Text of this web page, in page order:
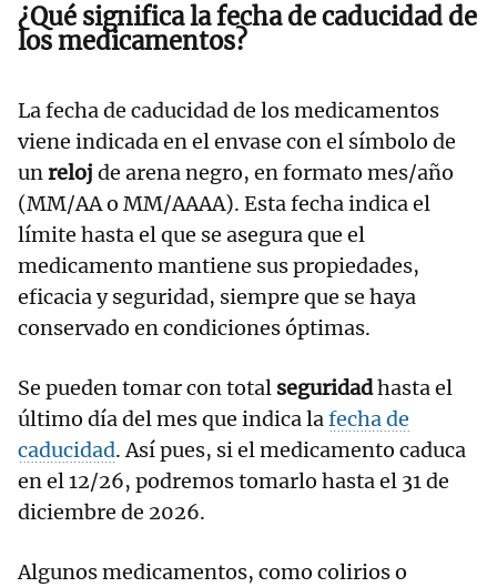
¿Qué significa la fecha de caducidad de
los medicamentos?
La fecha de caducidad de los medicamentos
viene indicada en el envase con el símbolo de
unreloj de arena negro, en formato mes/año
(MM/AA o MM/AAAA). Esta fecha indica el
límite hasta el que se asegura que el
medicamento mantiene sus propiedades,
eficacia y seguridad, siempre que se haya
conservado en condiciones óptimas.
Se pueden tomar con total seguridadhasta el
último día del mes que indica lafecha de
caducidad. Así pues, si el medicamento caduca
en el 12/26, podremos tomarlo hasta el 31 de
diciembre de 2026.
Algunos medicamentos, como colirios o